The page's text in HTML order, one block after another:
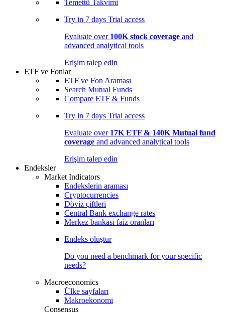
Temettü Takvimi
Try in 7 days Trial access
Evaluate over 100K stock coverage and
advanced analytical tools
Erişim talep edin
ETF ve Fonlar
ETF ve Fon Araması
Search Mutual Funds
Compare ETF & Funds
Try in 7 days Trial access
Evaluate over 17K ETF & 140K Mutual fund
coverage and advanced analytical tools
Erişim talep edin
Endeksler
Market Indicators
Endekslerin araması
Cryptocurrencies
Döviz çiftleri
Central Bank exchange rates
Merkez bankası faiz oranları
Endeks oluştur
Do you need a benchmark for your specific
needs?
Macroeconomics
Ülke sayfaları
Makroekonomi
Consensus